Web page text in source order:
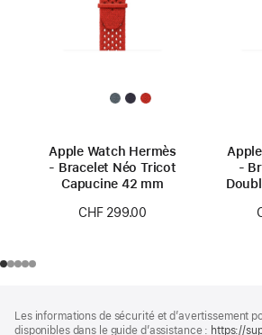
Apple Watch Hermès
- Bracelet Néo Tricot
Capucine 42 mm
CHF 299.00
-
de
de
Les informations de sécurité et d’avertissement
disponibles dans le guide d’assistance : https://